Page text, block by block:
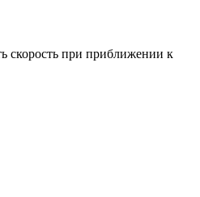
скорость при приближении к